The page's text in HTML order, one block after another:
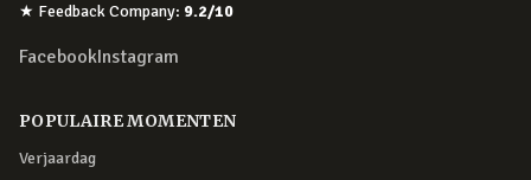
★ Feedback Company: 9.2/10
FacebookInstagram
POPULAIRE MOMENTEN
Verjaardag